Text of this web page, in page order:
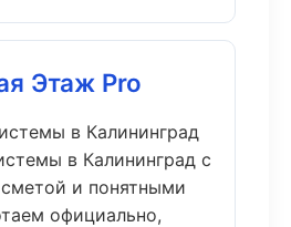
Этаж Pro
в Калининград
в Калининград с
и понятными
официально,